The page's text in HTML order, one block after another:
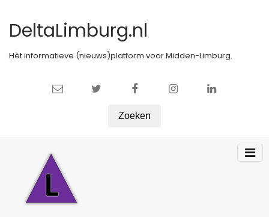
DeltaLimburg.nl
Hèt informatieve (nieuws)platform voor Midden-Limburg.
Zoeken